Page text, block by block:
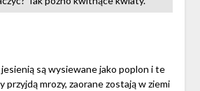
jesienią są wysiewane jako poplon i te
przyjdą mrozy, zaorane zostają w ziemi